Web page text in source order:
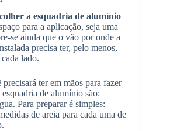
a esquadria de alumínio
para a aplicação, seja uma
se ainda que o vão por onde a
precisa ter, pelo menos,
lado.
ter em mãos para fazer
de alumínio são:
Para preparar é simples:
de areia para cada uma de